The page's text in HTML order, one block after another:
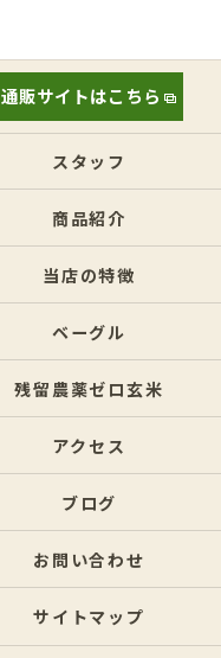
通販サイトはこちら
スタッフ
商品紹介
当店の特徴
ベーグル
残留農薬ゼロ玄米
アクセス
ブログ
お問い合わせ
サイトマップ